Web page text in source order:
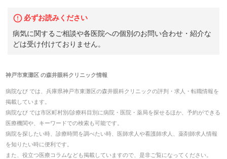
必ずお読みください
病気に関するご相談や各医院への個別のお問い合わせ・紹介な
どは受け付けておりません。
神戸市東灘区の森井眼科クリニック情報
病院なび では、 兵庫県神戸市東灘区の森井眼科クリニックの評判・求人・転職情報を
掲載しています。
病院なび では市区町村別/診療科目別に病院・医院・薬局を探せるほか、予約ができる
医療機関や、キーワードでの検索も可能です。
病院を探したい時、診療時間を調べたい時、医師求人や看護師求人、薬剤師求人情報
を知りたい時に便利です。
また、役立つ医療コラムなども掲載していますので、是非ご覧になってください。